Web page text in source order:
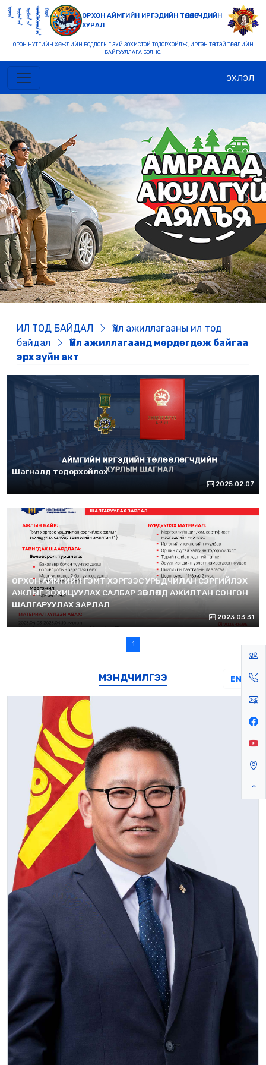
ОРХОН АЙМГИЙН ИРГЭДИЙН ТӨЛӨӨЛӨГЧДИЙН
ХУРАЛ
ОРОН НУТГИЙН ХӨГЖЛИЙН БОДЛОГЫГ ЗҮЙ ЗОХИСТОЙ ТОДОРХОЙЛЖ, ИРГЭН ТӨВТЭЙ ТӨЛӨӨЛЛИЙН
БАЙГУУЛЛАГА БОЛНО.
ЭХЛЭЛ
Previous Next
ИЛ ТОД БАЙДАЛ
Үйл ажиллагааны ил тод
байдал
Үйл ажиллагаанд мөрдөгдөж байгаа
эрх зүйн акт
Шагналд тодорхойлох
2025.02.07
ОРХОН АЙМГИЙН ГЭМТ ХЭРГЭЭС УРЬДЧИЛАН СЭРГИЙЛЭХ
АЖЛЫГ ЗОХИЦУУЛАХ САЛБАР ЗӨВЛӨЛД АЖИЛТАН СОНГОН
ШАЛГАРУУЛАХ ЗАРЛАЛ
2023.03.31
1
МЭНДЧИЛГЭЭ EN